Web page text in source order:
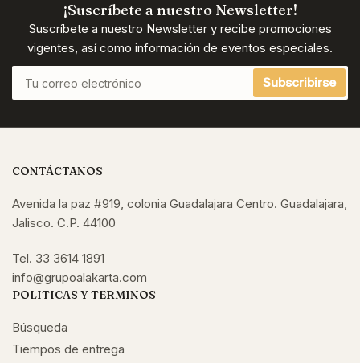
¡Suscríbete a nuestro Newsletter!
Suscríbete a nuestro Newsletter y recibe promociones
vigentes, así como información de eventos especiales.
correo
electrónico
Subscribirse
CONTÁCTANOS
Avenida la paz #919, colonia Guadalajara Centro. Guadalajara,
Jalisco. C.P. 44100
Tel. 33 3614 1891
info@grupoalakarta.com
POLITICAS Y TERMINOS
Búsqueda
Tiempos de entrega